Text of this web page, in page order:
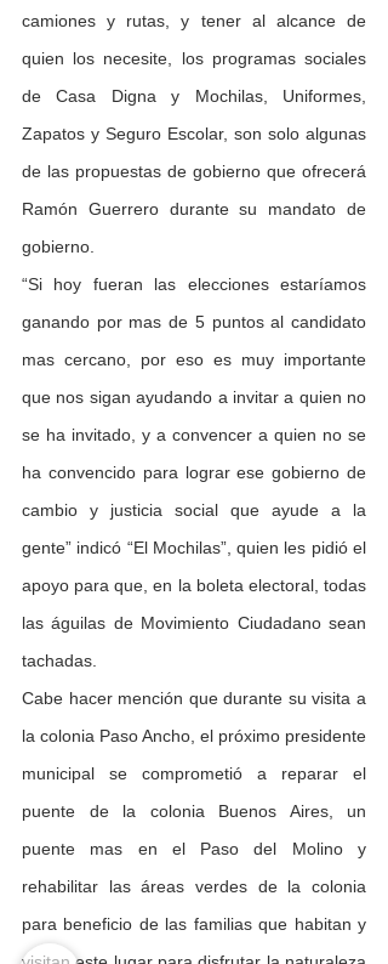
camiones y rutas, y tener al alcance de
quien los necesite, los programas sociales
de Casa Digna y Mochilas, Uniformes,
Zapatos y Seguro Escolar, son solo algunas
de las propuestas de gobierno que ofrecerá
Ramón Guerrero durante su mandato de
gobierno.
“Si hoy fueran las elecciones estaríamos
ganando por mas de 5 puntos al candidato
mas cercano, por eso es muy importante
que nos sigan ayudando a invitar a quien no
se ha invitado, y a convencer a quien no se
ha convencido para lograr ese gobierno de
cambio y justicia social que ayude a la
gente” indicó “El Mochilas”, quien les pidió el
apoyo para que, en la boleta electoral, todas
las águilas de Movimiento Ciudadano sean
tachadas.
Cabe hacer mención que durante su visita a
la colonia Paso Ancho, el próximo presidente
municipal se comprometió a reparar el
puente de la colonia Buenos Aires, un
puente mas en el Paso del Molino y
rehabilitar las áreas verdes de la colonia
para beneficio de las familias que habitan y